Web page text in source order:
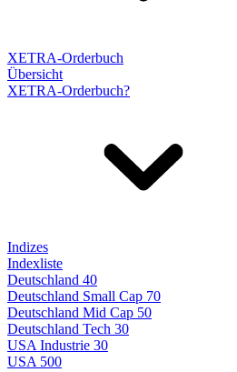
XETRA-Orderbuch
Übersicht
XETRA-Orderbuch?
Indizes
Indexliste
Deutschland 40
Deutschland Small Cap 70
Deutschland Mid Cap 50
Deutschland Tech 30
USA Industrie 30
USA 500